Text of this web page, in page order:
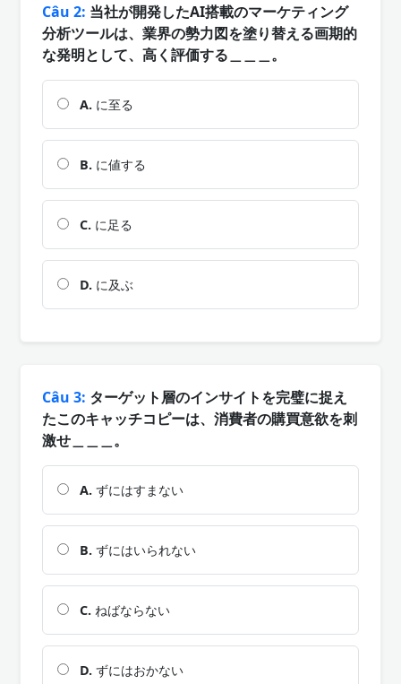
Câu 2: 当社が開発したAI搭載のマーケティング
分析ツールは、業界の勢力図を塗り替える画期的
な発明として、高く評価する＿＿＿。
A. に至る
B. に値する
C. に足る
D. に及ぶ
Câu 3: ターゲット層のインサイトを完璧に捉え
たこのキャッチコピーは、消費者の購買意欲を刺
激せ＿＿＿。
A. ずにはすまない
B. ずにはいられない
C. ねばならない
D. ずにはおかない